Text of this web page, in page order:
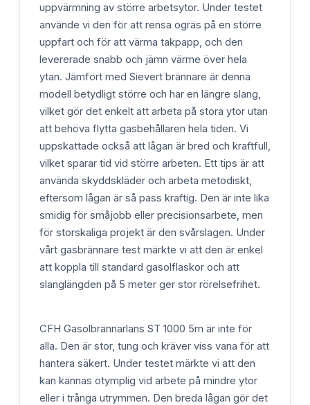
uppvärmning av större arbetsytor. Under testet
använde vi den för att rensa ogräs på en större
uppfart och för att värma takpapp, och den
levererade snabb och jämn värme över hela
ytan. Jämfört med Sievert brännare är denna
modell betydligt större och har en längre slang,
vilket gör det enkelt att arbeta på stora ytor utan
att behöva flytta gasbehållaren hela tiden. Vi
uppskattade också att lågan är bred och kraftfull,
vilket sparar tid vid större arbeten. Ett tips är att
använda skyddskläder och arbeta metodiskt,
eftersom lågan är så pass kraftig. Den är inte lika
smidig för småjobb eller precisionsarbete, men
för storskaliga projekt är den svårslagen. Under
vårt gasbrännare test märkte vi att den är enkel
att koppla till standard gasolflaskor och att
slanglängden på 5 meter ger stor rörelsefrihet.
CFH Gasolbrännarlans ST 1000 5m är inte för
alla. Den är stor, tung och kräver viss vana för att
hantera säkert. Under testet märkte vi att den
kan kännas otymplig vid arbete på mindre ytor
eller i trånga utrymmen. Den breda lågan gör det